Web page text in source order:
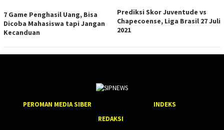
7 Game Penghasil Uang, Bisa
Dicoba Mahasiswa tapi Jangan
Kecanduan
Prediksi Skor Juventude vs
Chapecoense, Liga Brasil 27 Juli
2021
PEROMAN MEDIA SIBER
INDEKS
REDAKSI